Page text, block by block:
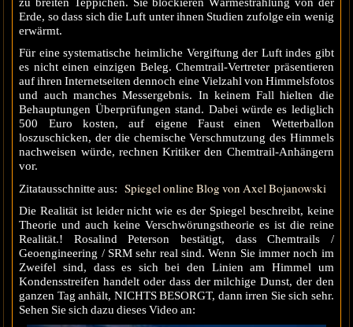
Erde, so dass sich die Luft unter ihnen Studien zufolge ein wenig
erwärmt.
Für eine systematische heimliche Vergiftung der Luft indes gibt
es nicht einen einzigen Beleg. Chemtrail-Vertreter präsentieren
auf ihren Internetseiten dennoch eine Vielzahl von Himmelsfotos
und auch manches Messergebnis. In keinem Fall hielten die
Behauptungen Überprüfungen stand. Dabei würde es lediglich
500 Euro kosten, auf eigene Faust einen Wetterballon
loszuschicken, der die chemische Verschmutzung des Himmels
nachweisen würde, rechnen Kritiker den Chemtrail-Anhängern
vor.
Zitatausschnitte aus:Spiegel online Blog von Axel Bojanowski
Die Realität ist leider nicht wie es der Spiegel beschreibt, keine
Theorie und auch keine Verschwörungstheorie es ist die reine
Realität.! Rosalind Peterson bestätigt, dass Chemtrails /
Geoengineering / SRM sehr real sind. Wenn Sie immer noch im
Zweifel sind, dass es sich bei den Linien am Himmel um
Kondensstreifen handelt oder dass der milchige Dunst, der den
ganzen Tag anhält, NICHTS BESORGT, dann irren Sie sich sehr.
Sehen Sie sich dazu dieses Video an: